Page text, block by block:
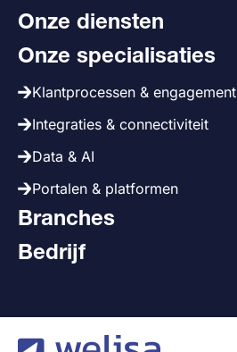
Onze diensten
Onze specialisaties
Klantprocessen & engagement
Integraties & connectiviteit
Data & AI
Portalen & platformen
Branches
Bedrijf